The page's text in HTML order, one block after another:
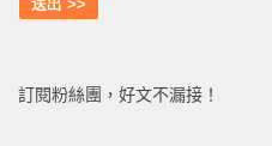
訂閱粉絲團，好文不漏接！